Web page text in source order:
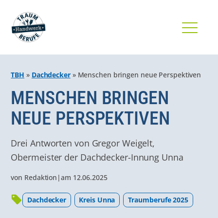
TBH » Dachdecker» Menschen bringen neue Perspektiven
MENSCHEN BRINGEN
NEUE PERSPEKTIVEN
Drei Antworten von Gregor Weigelt,
Obermeister der Dachdecker-Innung Unna
von Redaktion |am 12.06.2025
Dachdecker Kreis Unna Traumberufe 2025